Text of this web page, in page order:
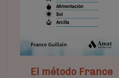
El método France